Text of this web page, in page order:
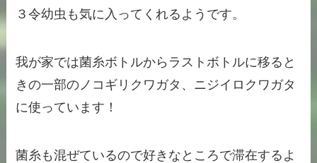
３令幼虫も気に入ってくれるようです。
我が家では菌糸ボトルからラストボトルに移ると
きの一部のノコギリクワガタ、ニジイロクワガタ
に使っています！
菌糸も混ぜているので好きなところで滞在するよ